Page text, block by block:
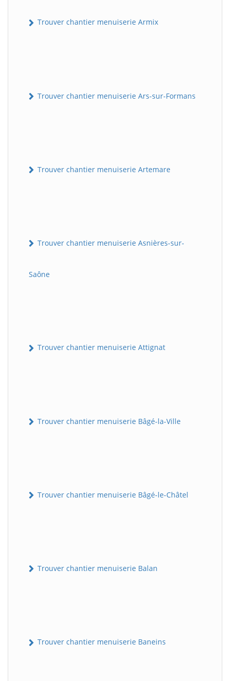
Trouver chantier menuiserie Armix
Trouver chantier menuiserie Ars-sur-Formans
Trouver chantier menuiserie Artemare
Trouver chantier menuiserie Asnières-sur-
Saône
Trouver chantier menuiserie Attignat
Trouver chantier menuiserie Bâgé-la-Ville
Trouver chantier menuiserie Bâgé-le-Châtel
Trouver chantier menuiserie Balan
Trouver chantier menuiserie Baneins